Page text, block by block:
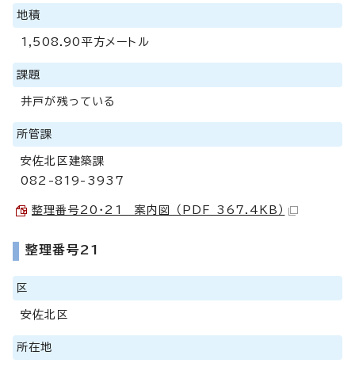
地積
1,508.90平方メートル
課題
井戸が残っている
所管課
安佐北区建築課
082-819-3937
整理番号20・21 案内図 （PDF 367.4KB）
整理番号21
区
安佐北区
所在地